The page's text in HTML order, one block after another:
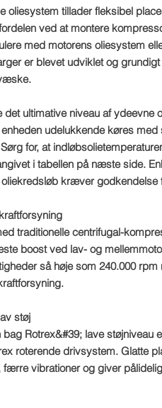
oliesystem tillader fleksibel
ved at montere
med motorens oliesystem
er blevet udviklet og
det ultimative niveau af ydeevne
udelukkende køres med
for, at
i tabellen på næste side.
kræver godkendelse
traditionelle centrifugal-
boost ved lav- og
så høje som 240.000 rpm
støj
Rotrex&#39; lave støjniveau
roterende drivsystem. Glatte
færre vibrationer og giver